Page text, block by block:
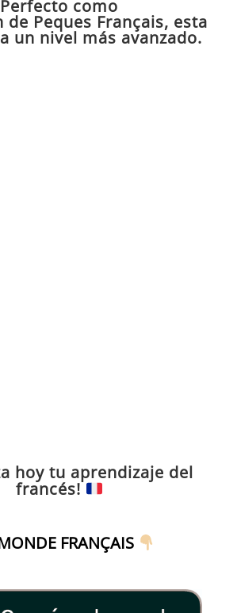
como
Peques Français, esta
un nivel más avanzado.
hoy tu aprendizaje del
francés!
FRANÇAIS